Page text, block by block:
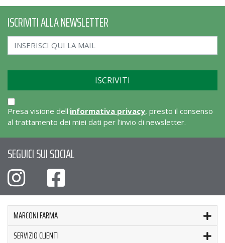
ISCRIVITI ALLA NEWSLETTER
Presa visione dell'informativa privacy, presto il consenso
al trattamento dei miei dati per l'invio di newsletter.
SEGUICI SUI SOCIAL
MARCONI FARMA
SERVIZIO CLIENTI